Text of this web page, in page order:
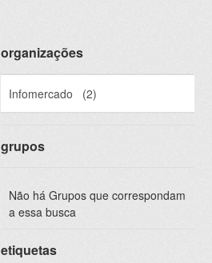
organizações
Infomercado (2)
grupos
Não há Grupos que correspondam
a essa busca
etiquetas